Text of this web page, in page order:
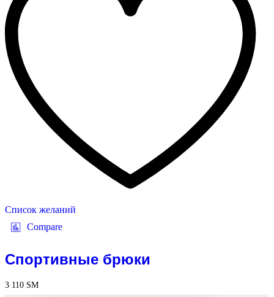
Список желаний
Compare
Спортивные брюки
3 110 ЅМ